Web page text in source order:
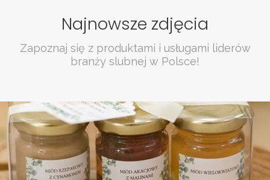
Najnowsze zdjęcia
Zapoznaj się z produktami i usługami liderów
branży slubnej w Polsce!